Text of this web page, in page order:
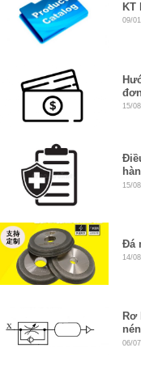
KT
09/
15/
15/
Đá
14/
Rơ
nén
06/